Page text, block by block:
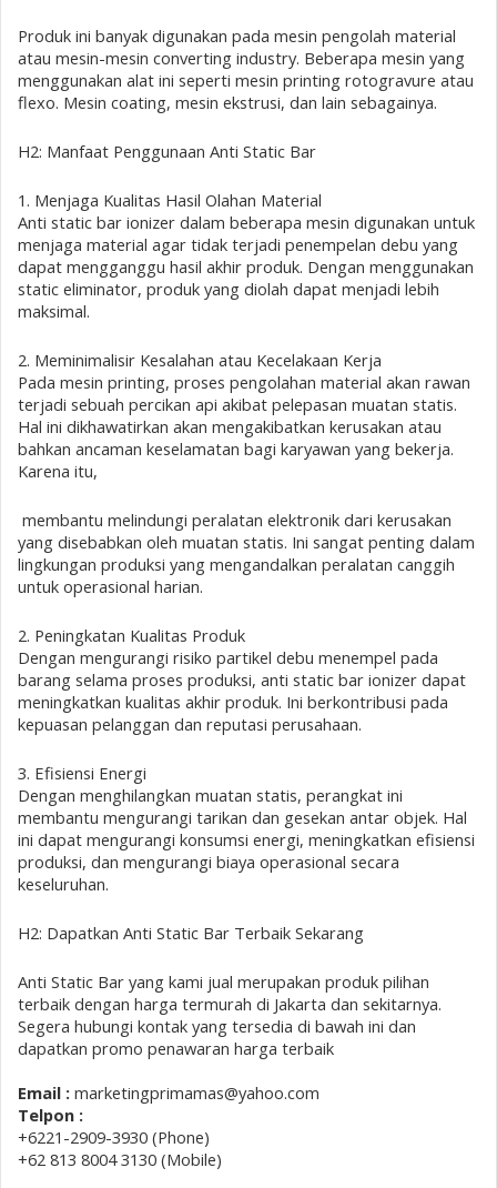
Produk ini banyak digunakan pada mesin pengolah material
atau mesin-mesin converting industry. Beberapa mesin yang
menggunakan alat ini seperti mesin printing rotogravure atau
flexo. Mesin coating, mesin ekstrusi, dan lain sebagainya.
H2: Manfaat Penggunaan Anti Static Bar
1. Menjaga Kualitas Hasil Olahan Material
Anti static bar ionizer dalam beberapa mesin digunakan untuk
menjaga material agar tidak terjadi penempelan debu yang
dapat mengganggu hasil akhir produk. Dengan menggunakan
static eliminator, produk yang diolah dapat menjadi lebih
maksimal.
2. Meminimalisir Kesalahan atau Kecelakaan Kerja
Pada mesin printing, proses pengolahan material akan rawan
terjadi sebuah percikan api akibat pelepasan muatan statis.
Hal ini dikhawatirkan akan mengakibatkan kerusakan atau
bahkan ancaman keselamatan bagi karyawan yang bekerja.
Karena itu,
membantu melindungi peralatan elektronik dari kerusakan
yang disebabkan oleh muatan statis. Ini sangat penting dalam
lingkungan produksi yang mengandalkan peralatan canggih
untuk operasional harian.
2. Peningkatan Kualitas Produk
Dengan mengurangi risiko partikel debu menempel pada
barang selama proses produksi, anti static bar ionizer dapat
meningkatkan kualitas akhir produk. Ini berkontribusi pada
kepuasan pelanggan dan reputasi perusahaan.
3. Efisiensi Energi
Dengan menghilangkan muatan statis, perangkat ini
membantu mengurangi tarikan dan gesekan antar objek. Hal
ini dapat mengurangi konsumsi energi, meningkatkan efisiensi
produksi, dan mengurangi biaya operasional secara
keseluruhan.
H2: Dapatkan Anti Static Bar Terbaik Sekarang
Anti Static Bar yang kami jual merupakan produk pilihan
terbaik dengan harga termurah di Jakarta dan sekitarnya.
Segera hubungi kontak yang tersedia di bawah ini dan
dapatkan promo penawaran harga terbaik
Email : marketingprimamas@yahoo.com
Telpon :
+6221-2909-3930 (Phone)
+62 813 8004 3130 (Mobile)